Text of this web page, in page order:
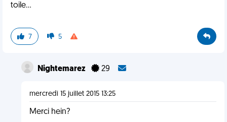
toile...
7 5
Nightemarez 29
mercredi 15 juillet 2015 13:25
Merci hein?